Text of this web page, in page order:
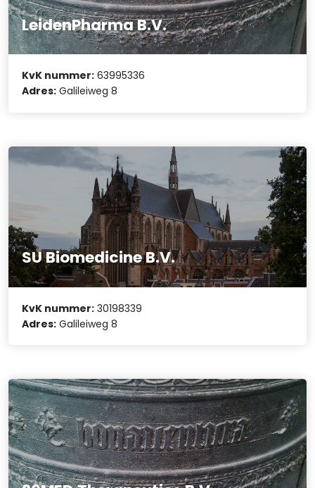
LeidenPharma B.V.
KvK nummer: 63995336
Adres: Galileiweg 8
SU Biomedicine B.V.
KvK nummer: 30198339
Adres: Galileiweg 8